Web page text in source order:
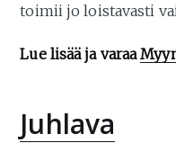
toimii jo loistavasti
Lue lisää ja varaa
Juhlava